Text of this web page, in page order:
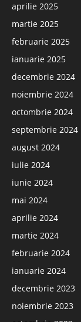
aprilie 2025
martie 2025
februarie 2025
ianuarie 2025
decembrie 2024
noiembrie 2024
octombrie 2024
septembrie 2024
august 2024
iulie 2024
iunie 2024
mai 2024
aprilie 2024
martie 2024
februarie 2024
ianuarie 2024
decembrie 2023
noiembrie 2023